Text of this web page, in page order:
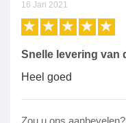
16 Jan 2021
Snelle levering van
Heel goed
Zou u ons